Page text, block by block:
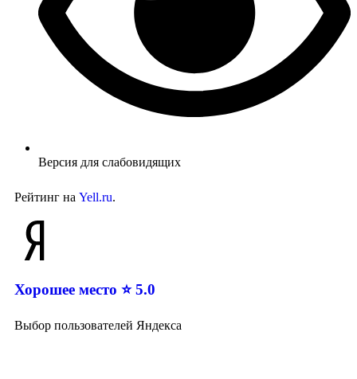
Версия для слабовидящих
Рейтинг на Yell.ru.
Хорошее место ⭐ 5.0
Выбор пользователей Яндекса